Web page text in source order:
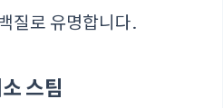
질로 유명합니다.
스팀